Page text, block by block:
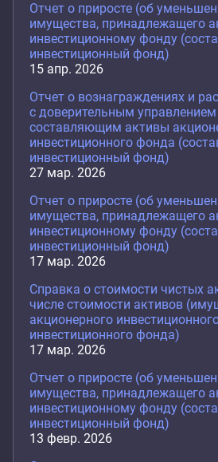
Отчет о приросте (об
имущества, принадлежащего
инвестиционному фонду
инвестиционный фонд)
15 апр. 2026
Отчет о вознаграждениях и
с доверительным
составляющим активы
инвестиционного фонда
инвестиционный фонд)
27 мар. 2026
Отчет о приросте (об
имущества, принадлежащего
инвестиционному фонду
инвестиционный фонд)
17 мар. 2026
Справка о стоимости чистых
числе стоимости активов
акционерного
инвестиционного фонда)
17 мар. 2026
Отчет о приросте (об
имущества, принадлежащего
инвестиционному фонду
инвестиционный фонд)
13 февр. 2026